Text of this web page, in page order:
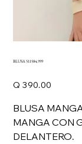
BLUSA 511584,999
Q 390.00
BLUSA
MANGA CON
DELANTERO.